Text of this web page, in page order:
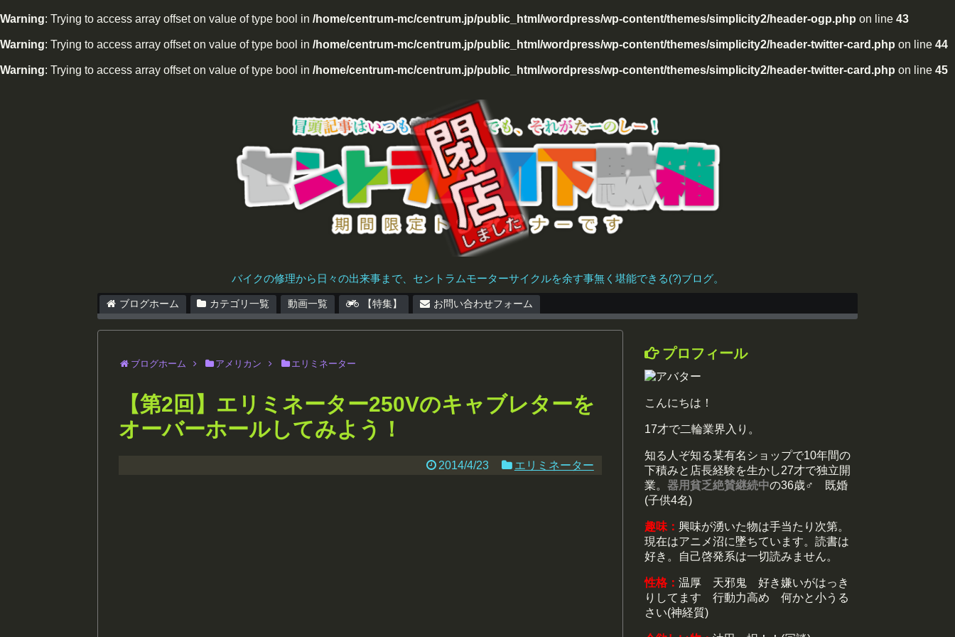
Warning: Trying to access array offset on value of type bool in /home/centrum-mc/centrum.jp/public_html/wordpress/wp-content/themes/simplicity2/header-ogp.php on line 43
Warning: Trying to access array offset on value of type bool in /home/centrum-mc/centrum.jp/public_html/wordpress/wp-content/themes/simplicity2/header-twitter-card.php on line 44
Warning: Trying to access array offset on value of type bool in /home/centrum-mc/centrum.jp/public_html/wordpress/wp-content/themes/simplicity2/header-twitter-card.php on line 45
バイクの修理から日々の出来事まで、セントラムモーターサイクルを余す事無く堪能できる(?)ブログ。
ブログホーム カテゴリ一覧 動画一覧 【特集】 お問い合わせフォーム
ブログホーム アメリカン エリミネーター
【第2回】エリミネーター250Vのキャブレターを
オーバーホールしてみよう！
2014/4/23 エリミネーター
プロフィール
こんにちは！
17才で二輪業界入り。
知る人ぞ知る某有名ショップで10年間の
下積みと店長経験を生かし27才で独立開
業。 器用貧乏絶賛継続中の36歳♂ 既婚
(子供4名)
趣味： 興味が湧いた物は手当たり次第。
現在はアニメ沼に墜ちています。読書は
好き。自己啓発系は一切読みません。
性格： 温厚 天邪鬼 好き嫌いがはっき
りしてます 行動力高め 何かと小うる
さい(神経質)